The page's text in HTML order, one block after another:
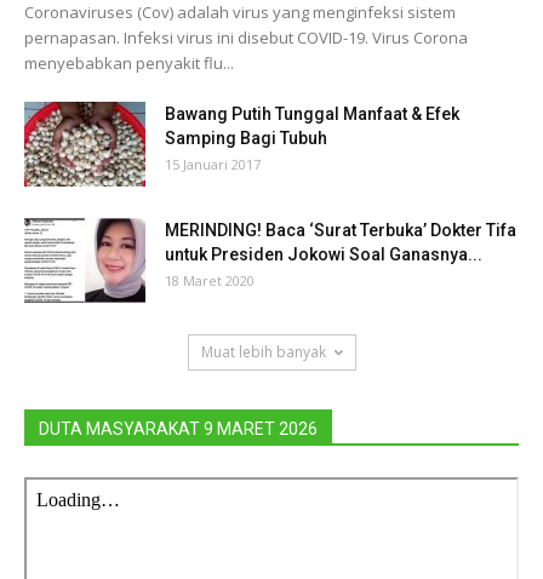
Coronaviruses (Cov) adalah virus yang menginfeksi sistem
pernapasan. Infeksi virus ini disebut COVID-19. Virus Corona
menyebabkan penyakit flu...
Bawang Putih Tunggal Manfaat & Efek
Samping Bagi Tubuh
15 Januari 2017
MERINDING! Baca ‘Surat Terbuka’ Dokter Tifa
untuk Presiden Jokowi Soal Ganasnya...
18 Maret 2020
Muat lebih banyak
DUTA MASYARAKAT 9 MARET 2026